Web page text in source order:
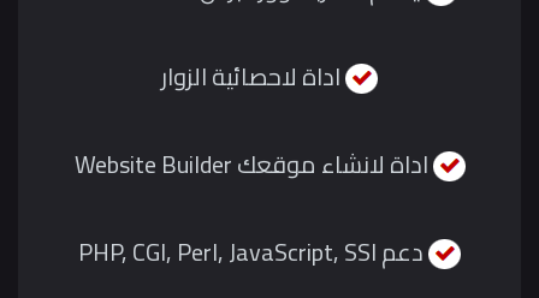
اداة لاحصائية الزوار
اداة لانشاء موقعك Website Builder
دعم PHP, CGI, Perl, JavaScript, SSI